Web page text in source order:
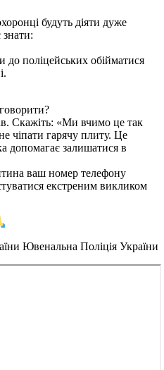
будуть діяти дуже
до поліцейських обійматися
Скажіть: «Ми вчимо це так
чіпати гарячу плиту. Це
допомагає залишатися в
ваш номер телефону
екстреним викликом
Ювенальна Поліція України